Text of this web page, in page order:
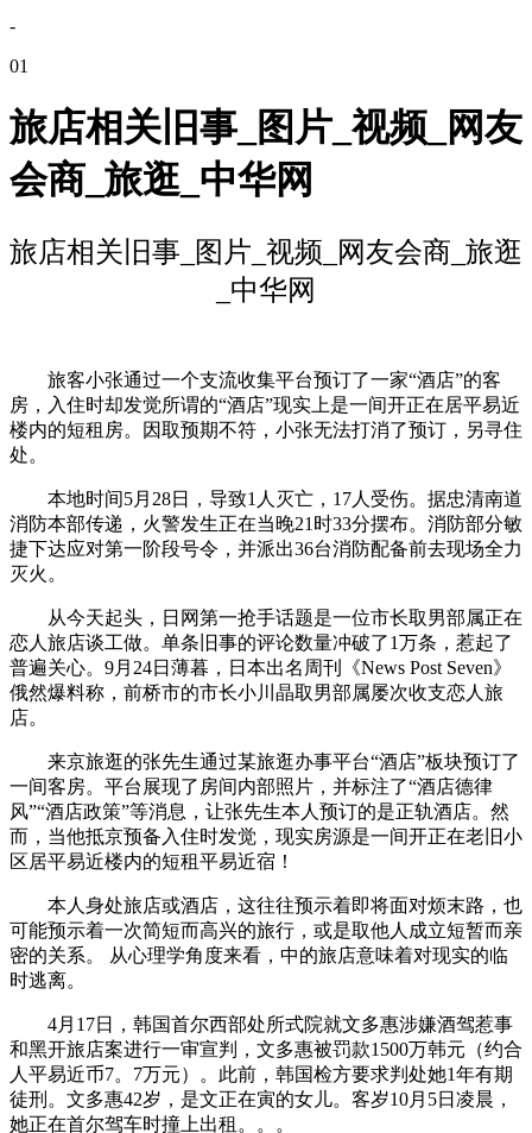
-
01
旅店相关旧事_图片_视频_网友
会商_旅逛_中华网
旅店相关旧事_图片_视频_网友会商_旅逛
_中华网
旅客小张通过一个支流收集平台预订了一家“酒店”的客
房，入住时却发觉所谓的“酒店”现实上是一间开正在居平易近
楼内的短租房。因取预期不符，小张无法打消了预订，另寻住
处。
本地时间5月28日，导致1人灭亡，17人受伤。据忠清南道
消防本部传递，火警发生正在当晚21时33分摆布。消防部分敏
捷下达应对第一阶段号令，并派出36台消防配备前去现场全力
灭火。
从今天起头，日网第一抢手话题是一位市长取男部属正在
恋人旅店谈工做。单条旧事的评论数量冲破了1万条，惹起了
普遍关心。9月24日薄暮，日本出名周刊《News Post Seven》
俄然爆料称，前桥市的市长小川晶取男部属屡次收支恋人旅
店。
来京旅逛的张先生通过某旅逛办事平台“酒店”板块预订了
一间客房。平台展现了房间内部照片，并标注了“酒店德律
风”“酒店政策”等消息，让张先生本人预订的是正轨酒店。然
而，当他抵京预备入住时发觉，现实房源是一间开正在老旧小
区居平易近楼内的短租平易近宿！
本人身处旅店或酒店，这往往预示着即将面对烦末路，也
可能预示着一次简短而高兴的旅行，或是取他人成立短暂而亲
密的关系。 从心理学角度来看，中的旅店意味着对现实的临
时逃离。
4月17日，韩国首尔西部处所式院就文多惠涉嫌酒驾惹事
和黑开旅店案进行一审宣判，文多惠被罚款1500万韩元（约合
人平易近币7。7万元）。此前，韩国检方要求判处她1年有期
徒刑。文多惠42岁，是文正在寅的女儿。客岁10月5日凌晨，
她正在首尔驾车时撞上出租。。。